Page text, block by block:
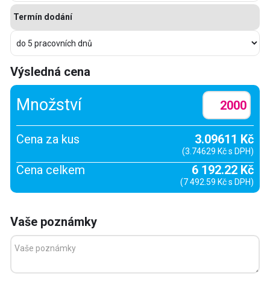
Termín dodání
Vaše poznámky
Výsledná cena
Množství
Cena za kus 3.09611 Kč
(3.74629 Kč s DPH)
Cena celkem 6 192.22 Kč
(7 492.59 Kč s DPH)